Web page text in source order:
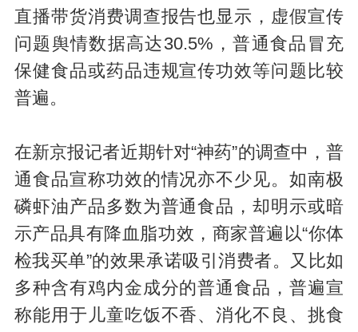
直播带货消费调查报告也显示，虚假宣传
问题舆情数据高达30.5%，普通食品冒充
保健食品或药品违规宣传功效等问题比较
普遍。
在新京报记者近期针对“神药”的调查中，普
通食品宣称功效的情况亦不少见。如南极
磷虾油产品多数为普通食品，却明示或暗
示产品具有降血脂功效，商家普遍以“你体
检我买单”的效果承诺吸引消费者。又比如
多种含有鸡内金成分的普通食品，普遍宣
称能用于儿童吃饭不香、消化不良、挑食